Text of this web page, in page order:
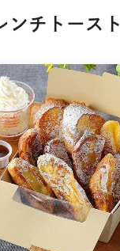
ンチトースト